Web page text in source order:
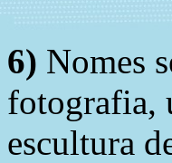
6) Nomes
fotografia,
escultura